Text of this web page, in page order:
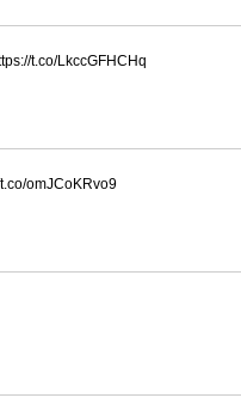
t.co/LkccGFHCHq
omJCoKRvo9